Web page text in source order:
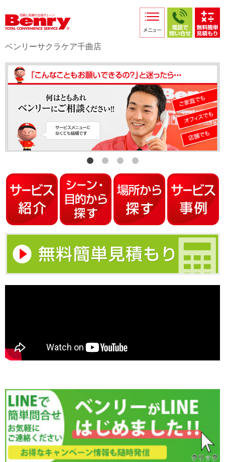
採用情報
店舗からのお知らせ
店舗日記
スタッフ紹介
プライバシーポリシー
本部スマホサイト
ベンリーサクラケア千曲店